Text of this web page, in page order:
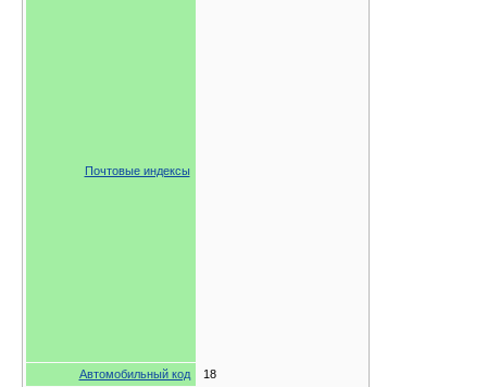
Почтовые индексы
Автомобильный код 18